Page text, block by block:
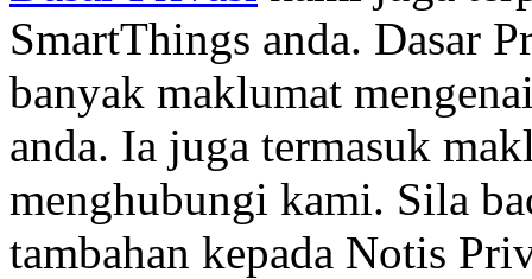
SmartThings anda. Dasar
banyak maklumat
anda. Ia juga termasuk
menghubungi kami. Sila
tambahan kepada Notis